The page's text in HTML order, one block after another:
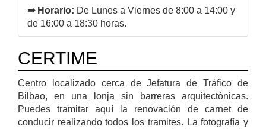
➡ Horario: De Lunes a Viernes de 8:00 a 14:00 y
de 16:00 a 18:30 horas.
CERTIME
Centro localizado cerca de Jefatura de Tráfico de
Bilbao, en una lonja sin barreras arquitectónicas.
Puedes tramitar aquí la renovación de carnet de
conducir realizando todos los tramites. La fotografía y